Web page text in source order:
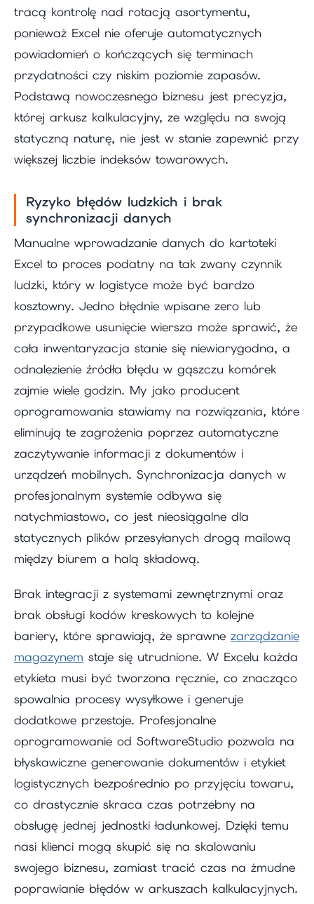
tracą kontrolę nad rotacją asortymentu,
ponieważ Excel nie oferuje automatycznych
powiadomień o kończących się terminach
przydatności czy niskim poziomie zapasów.
Podstawą nowoczesnego biznesu jest precyzja,
której arkusz kalkulacyjny, ze względu na swoją
statyczną naturę, nie jest w stanie zapewnić przy
większej liczbie indeksów towarowych.
Ryzyko błędów ludzkich i brak
synchronizacji danych
Manualne wprowadzanie danych do kartoteki
Excel to proces podatny na tak zwany czynnik
ludzki, który w logistyce może być bardzo
kosztowny. Jedno błędnie wpisane zero lub
przypadkowe usunięcie wiersza może sprawić, że
cała inwentaryzacja stanie się niewiarygodna, a
odnalezienie źródła błędu w gąszczu komórek
zajmie wiele godzin. My jako producent
oprogramowania stawiamy na rozwiązania, które
eliminują te zagrożenia poprzez automatyczne
zaczytywanie informacji z dokumentów i
urządzeń mobilnych. Synchronizacja danych w
profesjonalnym systemie odbywa się
natychmiastowo, co jest nieosiągalne dla
statycznych plików przesyłanych drogą mailową
między biurem a halą składową.
Brak integracji z systemami zewnętrznymi oraz
brak obsługi kodów kreskowych to kolejne
bariery, które sprawiają, że sprawne zarządzanie
magazynem staje się utrudnione. W Excelu każda
etykieta musi być tworzona ręcznie, co znacząco
spowalnia procesy wysyłkowe i generuje
dodatkowe przestoje. Profesjonalne
oprogramowanie od SoftwareStudio pozwala na
błyskawiczne generowanie dokumentów i etykiet
logistycznych bezpośrednio po przyjęciu towaru,
co drastycznie skraca czas potrzebny na
obsługę jednej jednostki ładunkowej. Dzięki temu
nasi klienci mogą skupić się na skalowaniu
swojego biznesu, zamiast tracić czas na żmudne
poprawianie błędów w arkuszach kalkulacyjnych.